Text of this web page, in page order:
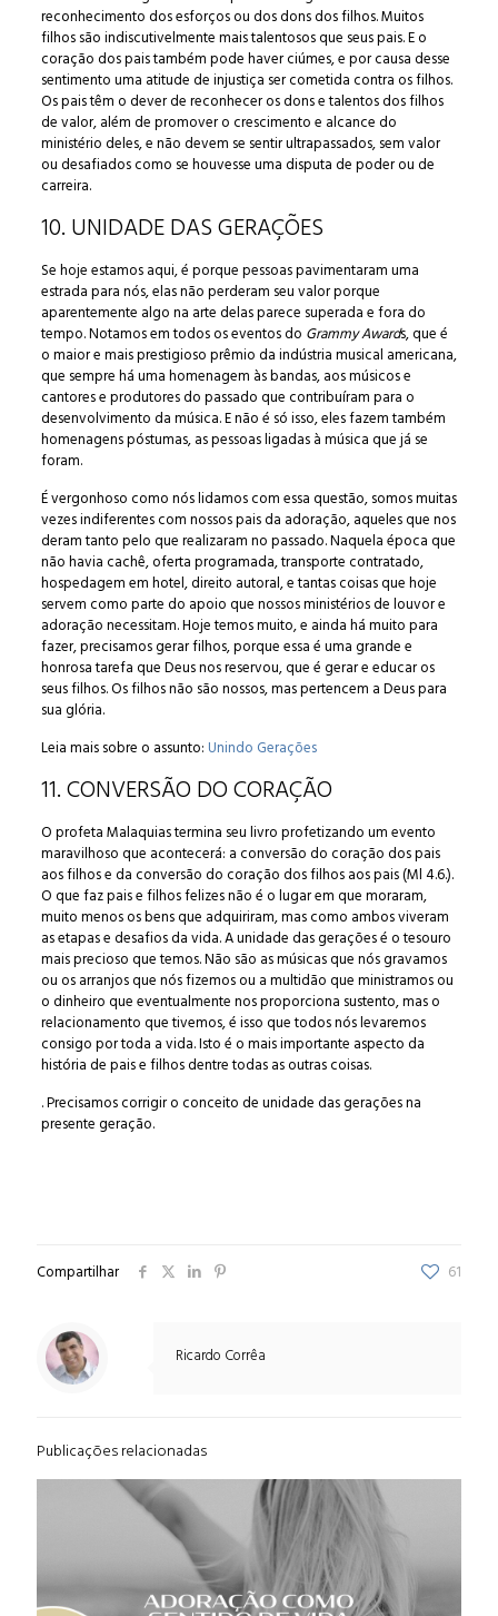
reconhecimento dos esforços ou dos dons dos filhos. Muitos
filhos são indiscutivelmente mais talentosos que seus pais. E o
coração dos pais também pode haver ciúmes, e por causa desse
sentimento uma atitude de injustiça ser cometida contra os filhos.
Os pais têm o dever de reconhecer os dons e talentos dos filhos
de valor, além de promover o crescimento e alcance do
ministério deles, e não devem se sentir ultrapassados, sem valor
ou desafiados como se houvesse uma disputa de poder ou de
carreira.
10. UNIDADE DAS GERAÇÕES
Se hoje estamos aqui, é porque pessoas pavimentaram uma
estrada para nós, elas não perderam seu valor porque
aparentemente algo na arte delas parece superada e fora do
tempo. Notamos em todos os eventos do Grammy Awards, que é
o maior e mais prestigioso prêmio da indústria musical americana,
que sempre há uma homenagem às bandas, aos músicos e
cantores e produtores do passado que contribuíram para o
desenvolvimento da música. E não é só isso, eles fazem também
homenagens póstumas, as pessoas ligadas à música que já se
foram.
É vergonhoso como nós lidamos com essa questão, somos muitas
vezes indiferentes com nossos pais da adoração, aqueles que nos
deram tanto pelo que realizaram no passado. Naquela época que
não havia cachê, oferta programada, transporte contratado,
hospedagem em hotel, direito autoral, e tantas coisas que hoje
servem como parte do apoio que nossos ministérios de louvor e
adoração necessitam. Hoje temos muito, e ainda há muito para
fazer, precisamos gerar filhos, porque essa é uma grande e
honrosa tarefa que Deus nos reservou, que é gerar e educar os
seus filhos. Os filhos não são nossos, mas pertencem a Deus para
sua glória.
Leia mais sobre o assunto: Unindo Gerações
11. CONVERSÃO DO CORAÇÃO
O profeta Malaquias termina seu livro profetizando um evento
maravilhoso que acontecerá: a conversão do coração dos pais
aos filhos e da conversão do coração dos filhos aos pais (Ml 4.6.).
O que faz pais e filhos felizes não é o lugar em que moraram,
muito menos os bens que adquiriram, mas como ambos viveram
as etapas e desafios da vida. A unidade das gerações é o tesouro
mais precioso que temos. Não são as músicas que nós gravamos
ou os arranjos que nós fizemos ou a multidão que ministramos ou
o dinheiro que eventualmente nos proporciona sustento, mas o
relacionamento que tivemos, é isso que todos nós levaremos
consigo por toda a vida. Isto é o mais importante aspecto da
história de pais e filhos dentre todas as outras coisas.
. Precisamos corrigir o conceito de unidade das gerações na
presente geração.
Compartilhar 61
Ricardo Corrêa
Publicações relacionadas